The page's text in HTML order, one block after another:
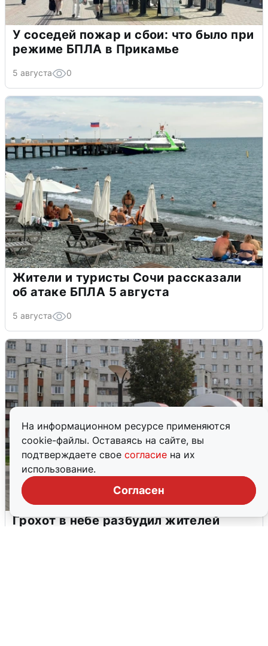
На информационном ресурсе применяются
cookie-файлы. Оставаясь на сайте, вы
подтверждаете свое согласие на их
использование.
Согласен
У соседей пожар и сбои: что было при
режиме БПЛА в Прикамье
5 августа 0
Жители и туристы Сочи рассказали
об атаке БПЛА 5 августа
5 августа 0
Грохот в небе разбудил жителей